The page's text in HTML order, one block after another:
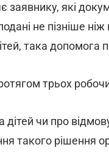
заявнику, які
не пізніше
така допомога
трьох
чи про
такого рішення